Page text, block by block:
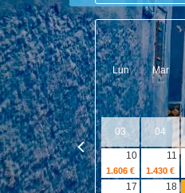
Lun Mar
03 04
10
1.606 €
11
1.430 €
17 18